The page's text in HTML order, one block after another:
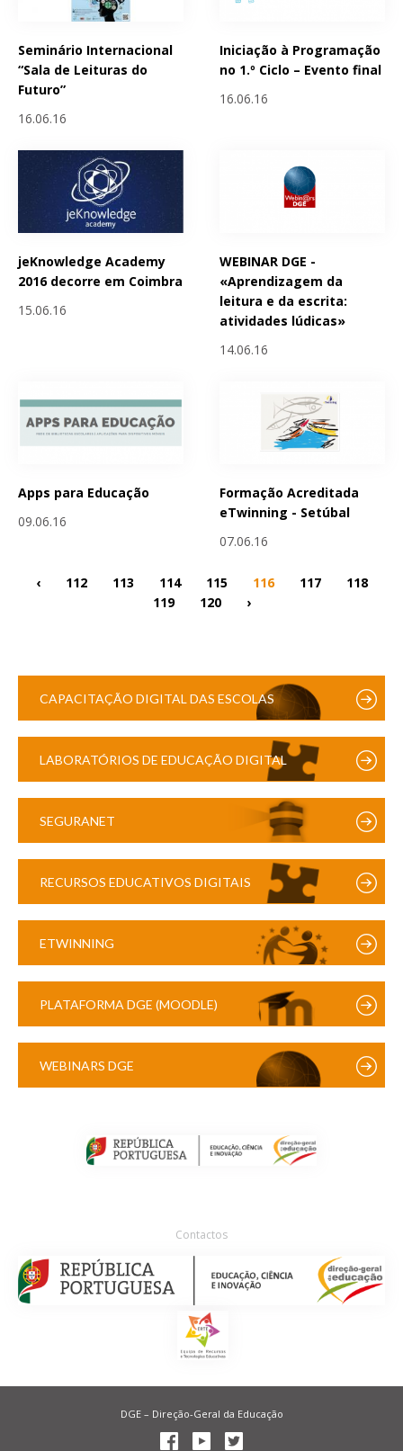
Seminário Internacional
“Sala de Leituras do
Futuro”
16.06.16
Iniciação à Programação
no 1.º Ciclo – Evento final
16.06.16
jeKnowledge Academy
2016 decorre em Coimbra
15.06.16
WEBINAR DGE -
«Aprendizagem da
leitura e da escrita:
atividades lúdicas»
14.06.16
Apps para Educação
09.06.16
Formação Acreditada
eTwinning - Setúbal
07.06.16
‹ 112 113 114 115 116 117
118
119
120 ›
CAPACITAÇÃO DIGITAL DAS ESCOLAS
LABORATÓRIOS DE EDUCAÇÃO DIGITAL
SEGURANET
RECURSOS EDUCATIVOS DIGITAIS
ETWINNING
PLATAFORMA DGE (MOODLE)
WEBINARS DGE
Contactos
DGE – Direção-Geral da Educação